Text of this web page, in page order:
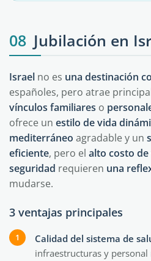
08 Jubilación en
Israel no es una destinación
españoles, pero atrae
vínculos familiares o
ofrece un estilo de vida
mediterráneo agradable y un
eficiente, pero el alto costo de
seguridad requieren una
mudarse.
3 ventajas principales
Calidad del sistema de
infraestructuras y